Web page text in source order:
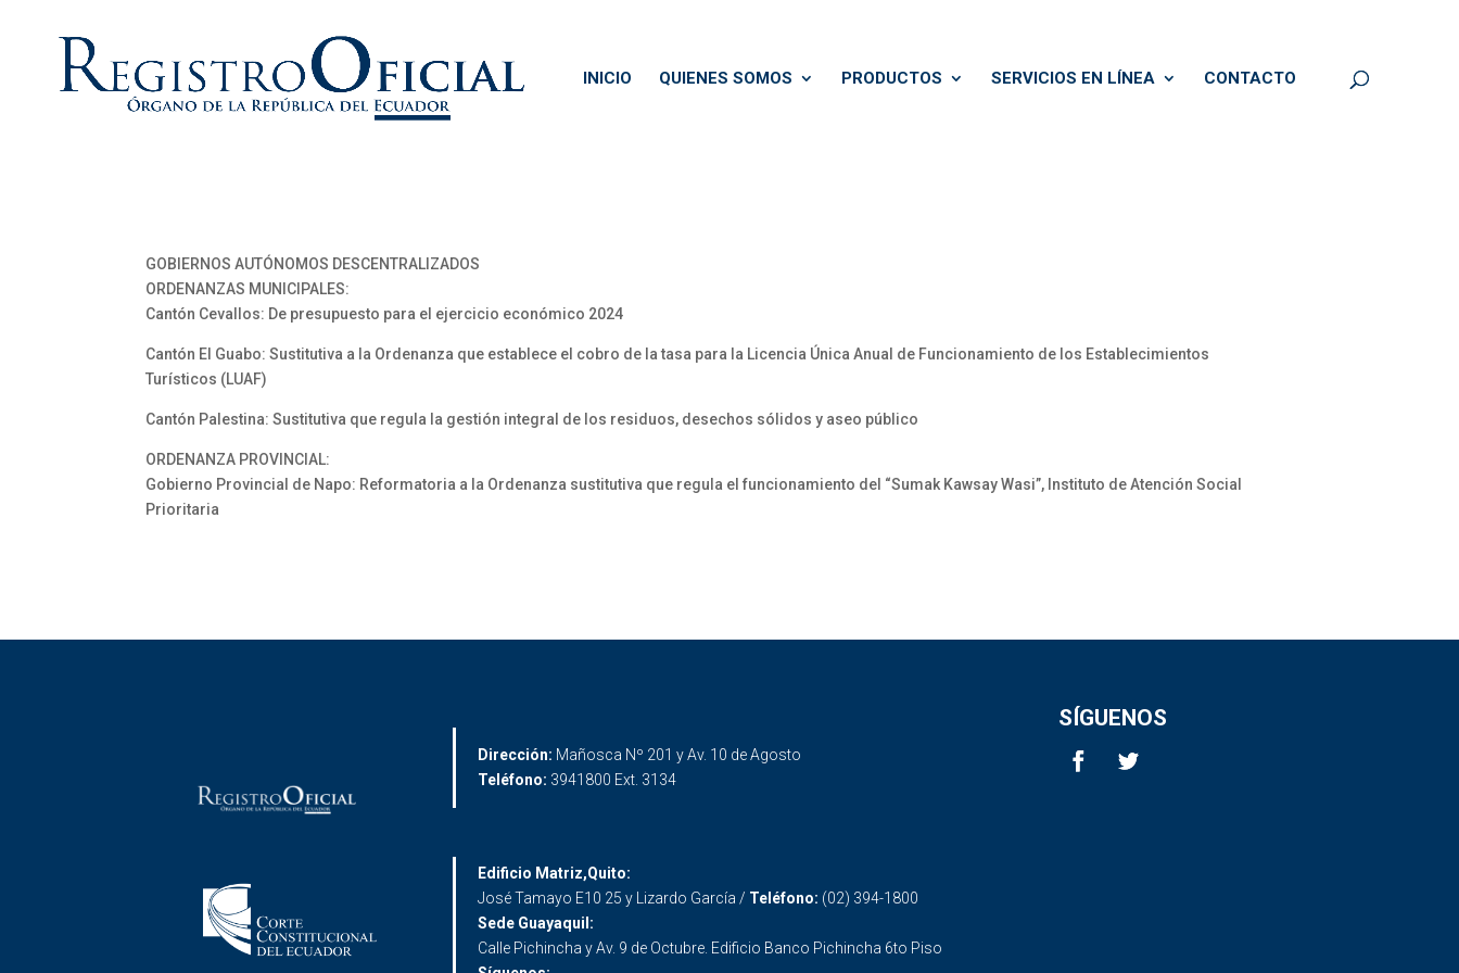
INICIO QUIENES SOMOS PRODUCTOS SERVICIOS EN LÍNEA CONTACTO
GOBIERNOS AUTÓNOMOS DESCENTRALIZADOS
ORDENANZAS MUNICIPALES:
Cantón Cevallos: De presupuesto para el ejercicio económico 2024
Cantón El Guabo: Sustitutiva a la Ordenanza que establece el cobro de la tasa para la Licencia Única Anual de Funcionamiento de los Establecimientos
Turísticos (LUAF)
Cantón Palestina: Sustitutiva que regula la gestión integral de los residuos, desechos sólidos y aseo público
ORDENANZA PROVINCIAL:
Gobierno Provincial de Napo: Reformatoria a la Ordenanza sustitutiva que regula el funcionamiento del “Sumak Kawsay Wasi”, Instituto de Atención Social
Prioritaria
Dirección: Mañosca Nº 201 y Av. 10 de Agosto
Teléfono: 3941800 Ext. 3134
SÍGUENOS
Edificio Matriz,Quito:
José Tamayo E10 25 y Lizardo García / Teléfono: (02) 394-1800
Sede Guayaquil:
Calle Pichincha y Av. 9 de Octubre. Edificio Banco Pichincha 6to Piso